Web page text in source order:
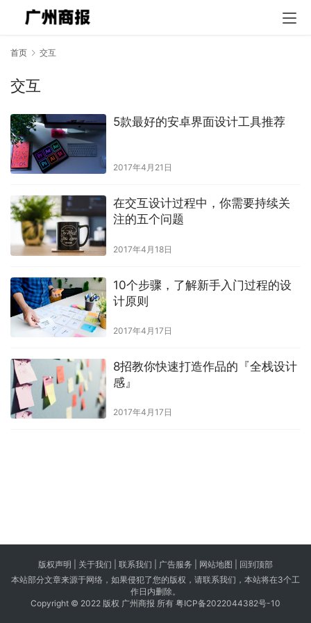
首页 交互
交互
5款最好的安卓界面设计工具推荐
2017年4月21日
在交互设计过程中，你需要持续关
注的五个问题
2017年4月18日
10个步骤，了解新手入门过程的设
计原则
2017年4月17日
8招教你快速打造作品的『全栈设计
感』
2017年4月17日
版权声明 | 关于我们 联系我们 | 广告服务 | 网站地图 | 回到顶部
本站部分文章来源于网络，如果侵犯了您的版权，请联系我们，本站将在3个工
作日内删除。
Copyright © 2022 版权 广州商报 所有 粤ICP备2022044382号-10